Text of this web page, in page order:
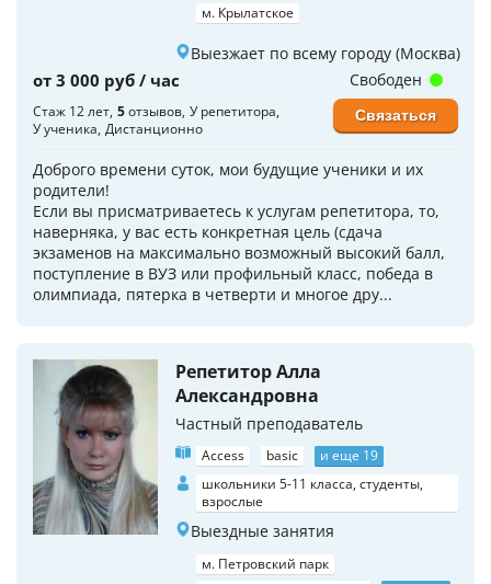
м. Крылатское
Выезжает по всему городу (Москва)
от 3 000 руб / час
Стаж 12 лет 5отзывов У репетитора
У ученика Дистанционно
Доброго времени суток, мои будущие ученики и их
родители!
Если вы присматриваетесь к услугам репетитора, то,
наверняка, у вас есть конкретная цель (сдача
экзаменов на максимально возможный высокий балл,
поступление в ВУЗ или профильный класс, победа в
олимпиада, пятерка в четверти и многое дру...
Свободен
Связаться
Репетитор Алла
Александровна
Частный преподаватель
Access basic
и еще 19
школьники 5-11 класса, студенты,
взрослые
Выездные занятия
м. Петровский парк